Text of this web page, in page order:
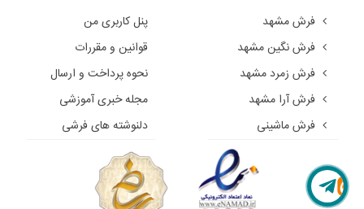
فرش مشهد
فرش نگین مشهد
فرش زمرد مشهد
فرش آرا مشهد
فرش ماشینی
پنل کاربری من
قوانین و مقررات
نحوه پرداخت و ارسال
مجله خبری آموزشی
دلنوشته های فرشی